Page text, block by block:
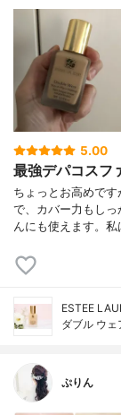
5.00
最強デパコスフ
ちょっとお高めで
で、カバー力もし
んにも使えます。
ESTEE
ダブル ウ
ぷりん